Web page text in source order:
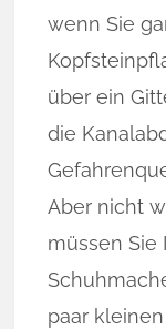
wenn Sie
über ein
die
Aber nicht
müssen Sie
paar